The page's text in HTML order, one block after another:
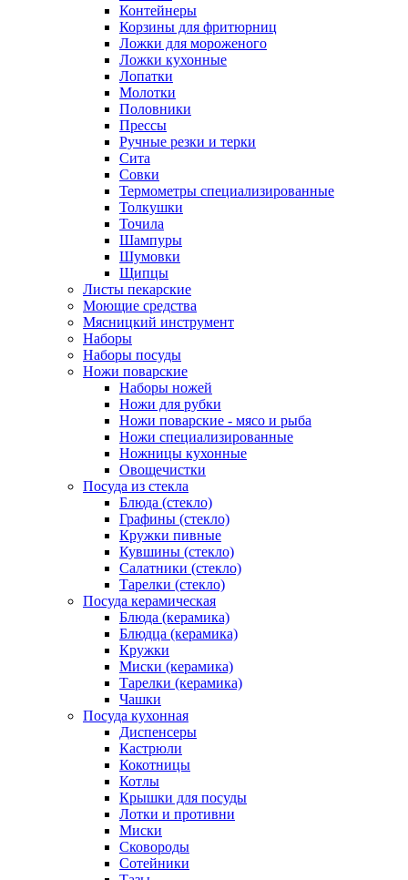
Контейнеры
Корзины для фритюрниц
Ложки для мороженого
Ложки кухонные
Лопатки
Молотки
Половники
Прессы
Ручные резки и терки
Сита
Совки
Термометры специализированные
Толкушки
Точила
Шампуры
Шумовки
Щипцы
Листы пекарские
Моющие средства
Мясницкий инструмент
Наборы
Наборы посуды
Ножи поварские
Наборы ножей
Ножи для рубки
Ножи поварские - мясо и рыба
Ножи специализированные
Ножницы кухонные
Овощечистки
Посуда из стекла
Блюда (стекло)
Графины (стекло)
Кружки пивные
Кувшины (стекло)
Салатники (стекло)
Тарелки (стекло)
Посуда керамическая
Блюда (керамика)
Блюдца (керамика)
Кружки
Миски (керамика)
Тарелки (керамика)
Чашки
Посуда кухонная
Диспенсеры
Кастрюли
Кокотницы
Котлы
Крышки для посуды
Лотки и противни
Миски
Сковороды
Сотейники